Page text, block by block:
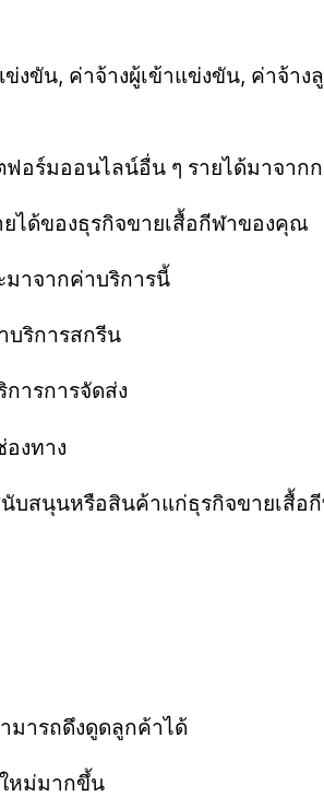
ขัน, ค่าจ้างผู้เข้าแข่งขัน, ค่าจ้า
ร์มออนไลน์อื่น ๆ รายได้มาจาก
ได้ของธุรกิจขายเสื้อกีฬาของคุณ
าจากค่าบริการนี้
บริการสกรีน
ารการจัดส่ง
งทาง
สนุนหรือสินค้าแก่ธุรกิจขายเสื้อ
ารถดึงดูดลูกค้าได้
หม่มากขึ้น